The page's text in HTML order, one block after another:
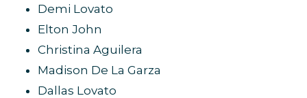
Demi Lovato
Elton John
Christina Aguilera
Madison De La Garza
Dallas Lovato